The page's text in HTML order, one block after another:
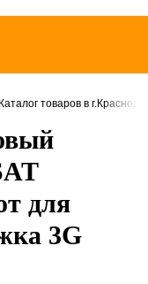
Каталог товаров в
для
3G